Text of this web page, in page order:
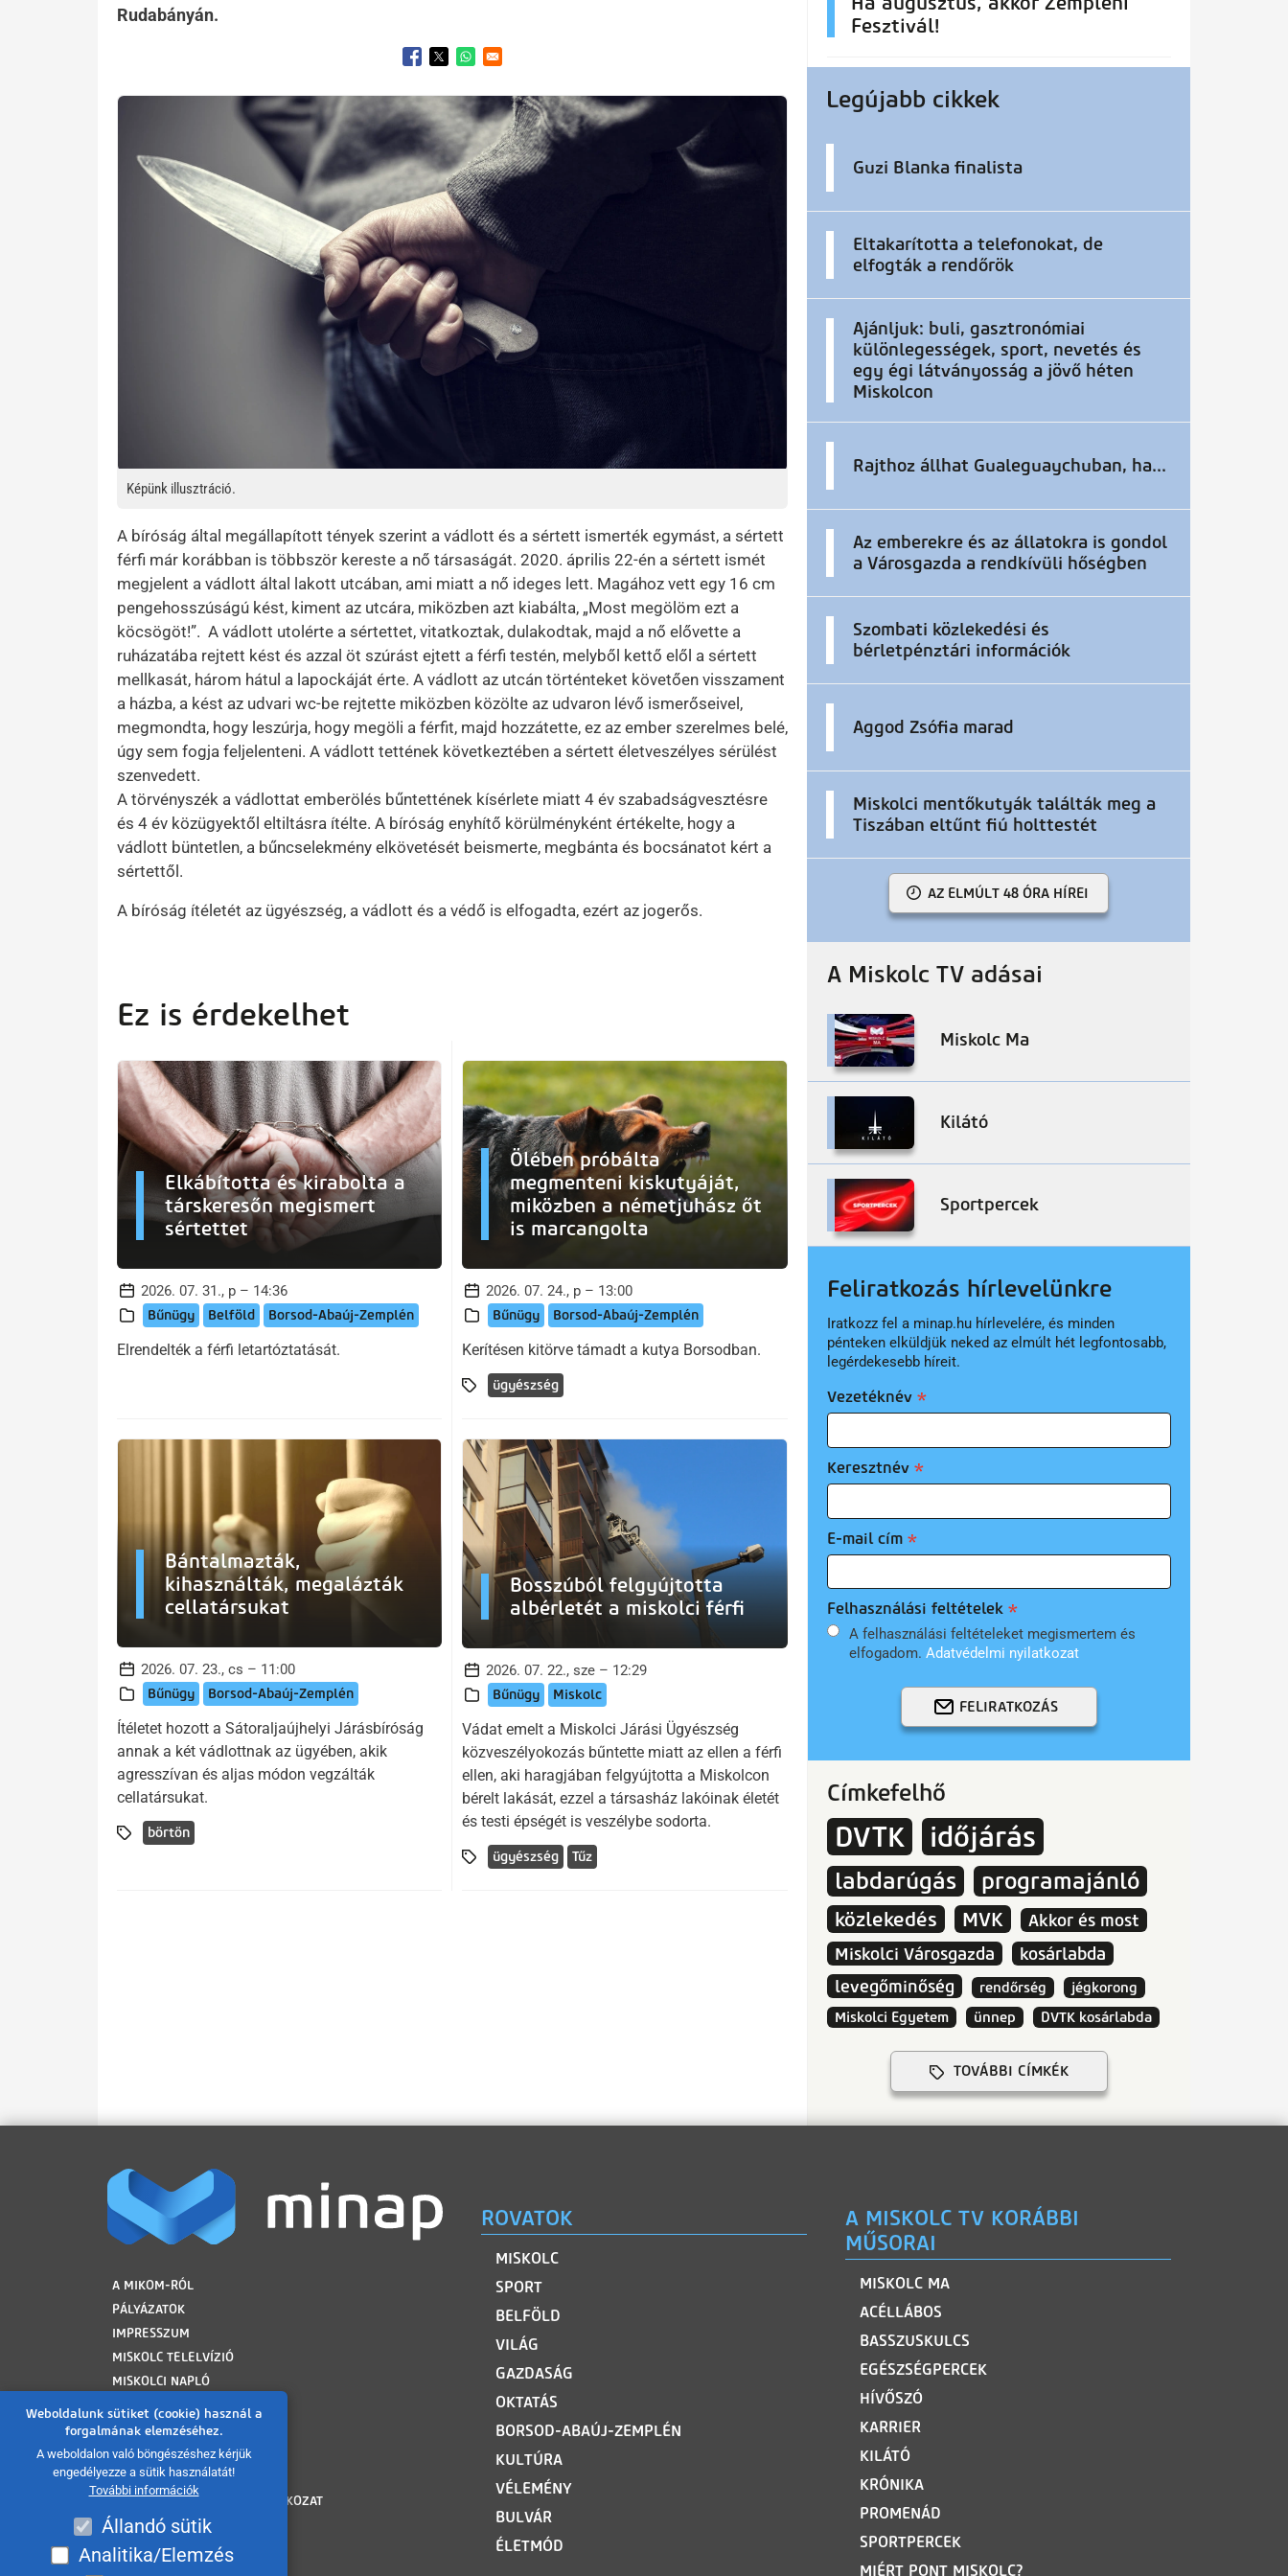
Weboldalunk sütiket (cookie) használ a
forgalmának elemzéséhez.
A weboldalon való böngészéshez kérjük
engedélyezze a sütik használatát!
További információk
Állandó sütik
Analitika/Elemzés
Rudabányán.
Opens in a new window
Opens in a new window
Opens in a new window
Kép
Képünk illusztráció.
A bíróság által megállapított tények szerint a vádlott és a sértett ismerték egymást, a sértett
férfi már korábban is többször kereste a nő társaságát. 2020. április 22-én a sértett ismét
megjelent a vádlott által lakott utcában, ami miatt a nő ideges lett. Magához vett egy 16 cm
pengehosszúságú kést, kiment az utcára, miközben azt kiabálta, „Most megölöm ezt a
köcsögöt!”. A vádlott utolérte a sértettet, vitatkoztak, dulakodtak, majd a nő elővette a
ruházatába rejtett kést és azzal öt szúrást ejtett a férfi testén, melyből kettő elől a sértett
mellkasát, három hátul a lapockáját érte. A vádlott az utcán történteket követően visszament
a házba, a kést az udvari wc-be rejtette miközben közölte az udvaron lévő ismerőseivel,
megmondta, hogy leszúrja, hogy megöli a férfit, majd hozzátette, ez az ember szerelmes belé,
úgy sem fogja feljelenteni. A vádlott tettének következtében a sértett életveszélyes sérülést
szenvedett.
A törvényszék a vádlottat emberölés bűntettének kísérlete miatt 4 év szabadságvesztésre
és 4 év közügyektől eltiltásra ítélte. A bíróság enyhítő körülményként értékelte, hogy a
vádlott büntetlen, a bűncselekmény elkövetését beismerte, megbánta és bocsánatot kért a
sértettől.
A bíróság ítéletét az ügyészség, a vádlott és a védő is elfogadta, ezért az jogerős.
Ez is érdekelhet
Elkábította és kirabolta a
társkeresőn megismert
sértettet
2026. 07. 31., p – 14:36
Bűnügy Belföld Borsod-Abaúj-Zemplén
Elrendelték a férfi letartóztatását.
Ölében próbálta
megmenteni kiskutyáját,
miközben a németjuhász őt
is marcangolta
2026. 07. 24., p – 13:00
Bűnügy Borsod-Abaúj-Zemplén
Kerítésen kitörve támadt a kutya Borsodban.
ügyészség
Bántalmazták,
kihasználták, megalázták
cellatársukat
2026. 07. 23., cs – 11:00
Bűnügy Borsod-Abaúj-Zemplén
Ítéletet hozott a Sátoraljaújhelyi Járásbíróság
annak a két vádlottnak az ügyében, akik
agresszívan és aljas módon vegzálták
cellatársukat.
börtön
Bosszúból felgyújtotta
albérletét a miskolci férfi
2026. 07. 22., sze – 12:29
Bűnügy Miskolc
Vádat emelt a Miskolci Járási Ügyészség
közveszélyokozás bűntette miatt az ellen a férfi
ellen, aki haragjában felgyújtotta a Miskolcon
bérelt lakását, ezzel a társasház lakóinak életét
és testi épségét is veszélybe sodorta.
ügyészség Tűz
Fesztivál!
Legújabb cikkek
Guzi Blanka finalista
Eltakarította a telefonokat, de
elfogták a rendőrök
Ajánljuk: buli, gasztronómiai
különlegességek, sport, nevetés és
egy égi látványosság a jövő héten
Miskolcon
Rajthoz állhat Gualeguaychuban, ha...
Az emberekre és az állatokra is gondol
a Városgazda a rendkívüli hőségben
Szombati közlekedési és
bérletpénztári információk
Aggod Zsófia marad
Miskolci mentőkutyák találták meg a
Tiszában eltűnt fiú holttestét
AZ ELMÚLT 48 ÓRA HÍREI
A Miskolc TV adásai
Miskolc Ma
Kilátó
Sportpercek
Feliratkozás hírlevelünkre
Iratkozz fel a minap.hu hírlevelére, és minden
pénteken elküldjük neked az elmúlt hét legfontosabb,
legérdekesebb híreit.
Vezetéknév
Keresztnév
E-mail cím
Felhasználási feltételek
A felhasználási feltételeket megismertem és
elfogadom. Adatvédelmi nyilatkozat
FELIRATKOZÁS
Címkefelhő
DVTK időjárás
labdarúgás programajánló
közlekedés MVK
Akkor és most
Miskolci Városgazda
kosárlabda
levegőminőség
rendőrség
jégkorong
Miskolci Egyetem
ünnep DVTK kosárlabda
TOVÁBBI CÍMKÉK
LÁBLÉC
A MIKOM-RÓL
PÁLYÁZATOK
IMPRESSZUM
MISKOLC TELELVÍZIÓ
MISKOLCI NAPLÓ
FELHASZNÁLÁSI FELTÉTELEK
ADATVÉDELMI TÁJÉKOZTATÓ
SÜTI TÁJÉKOZTATÓ
AKADÁLYMENTESÍTÉSI NYILATKOZAT
KÖZÉRDEKŰ ADATOK
KÖZADATKERESŐ
ROVATOK
MISKOLC
SPORT
BELFÖLD
VILÁG
GAZDASÁG
OKTATÁS
BORSOD-ABAÚJ-ZEMPLÉN
KULTÚRA
VÉLEMÉNY
BULVÁR
ÉLETMÓD
A MISKOLC TV KORÁBBI
MŰSORAI
MISKOLC MA
ACÉLLÁBOS
BASSZUSKULCS
EGÉSZSÉGPERCEK
HÍVŐSZÓ
KARRIER
KILÁTÓ
KRÓNIKA
PROMENÁD
SPORTPERCEK
MIÉRT PONT MISKOLC?